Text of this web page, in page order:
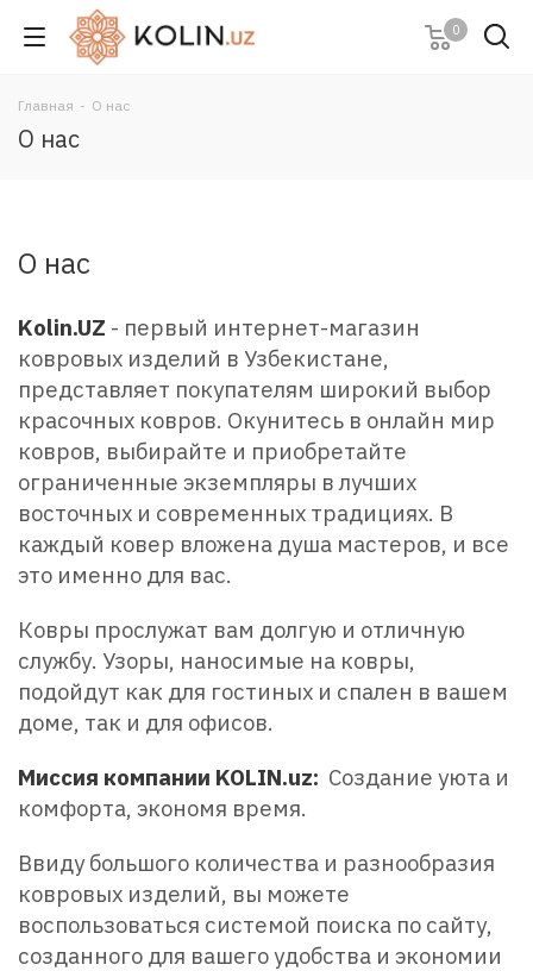
0
Главная - О нас
О нас
О нас
Kolin.UZ - первый интернет-магазин
ковровых изделий в Узбекистане,
представляет покупателям широкий выбор
красочных ковров. Окунитесь в онлайн мир
ковров, выбирайте и приобретайте
ограниченные экземпляры в лучших
восточных и современных традициях. В
каждый ковер вложена душа мастеров, и все
это именно для вас.
Ковры прослужат вам долгую и отличную
службу. Узоры, наносимые на ковры,
подойдут как для гостиных и спален в вашем
доме, так и для офисов.
Миссия компании KOLIN.uz: Создание уюта и
комфорта, экономя время.
Ввиду большого количества и разнообразия
ковровых изделий, вы можете
воспользоваться системой поиска по сайту,
созданного для вашего удобства и экономии